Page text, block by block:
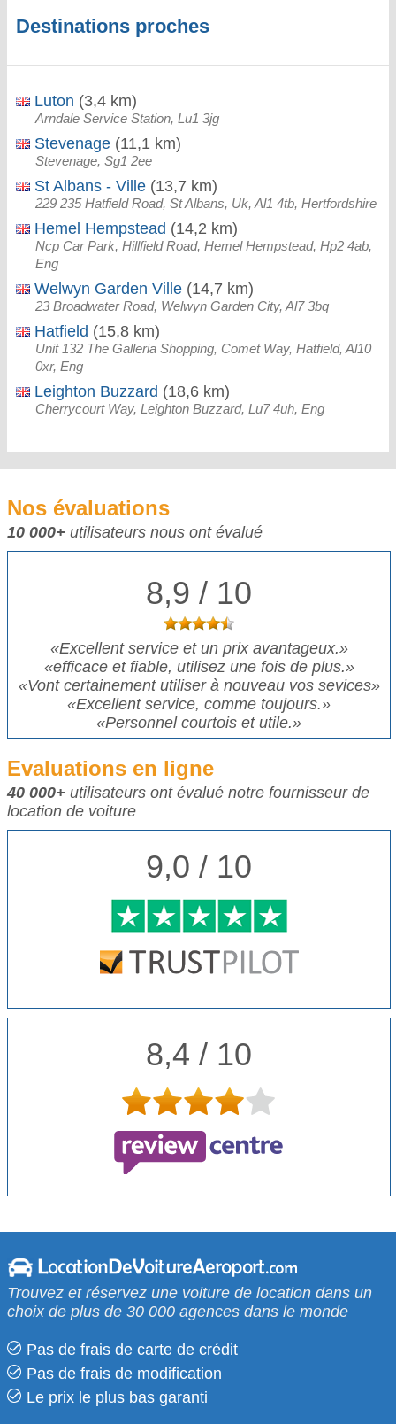
Destinations proches
Luton (3,4 km)
Arndale Service Station, Lu1 3jg
Stevenage (11,1 km)
Stevenage, Sg1 2ee
St Albans - Ville (13,7 km)
229 235 Hatfield Road, St Albans, Uk, Al1 4tb, Hertfordshire
Hemel Hempstead (14,2 km)
Ncp Car Park, Hillfield Road, Hemel Hempstead, Hp2 4ab,
Eng
Welwyn Garden Ville (14,7 km)
23 Broadwater Road, Welwyn Garden City, Al7 3bq
Hatfield (15,8 km)
Unit 132 The Galleria Shopping, Comet Way, Hatfield, Al10
0xr, Eng
Leighton Buzzard (18,6 km)
Cherrycourt Way, Leighton Buzzard, Lu7 4uh, Eng
Nos évaluations
10 000+ utilisateurs nous ont évalué
8,9 / 10
«Excellent service et un prix avantageux.»
«efficace et fiable, utilisez une fois de plus.»
«Vont certainement utiliser à nouveau vos sevices»
«Excellent service, comme toujours.»
«Personnel courtois et utile.»
Evaluations en ligne
40 000+ utilisateurs ont évalué notre fournisseur de
location de voiture
9,0 / 10
8,4 / 10
Trouvez et réservez une voiture de location dans un
choix de plus de 30 000 agences dans le monde
Pas de frais de carte de crédit
Pas de frais de modification
Le prix le​ plus bas garanti